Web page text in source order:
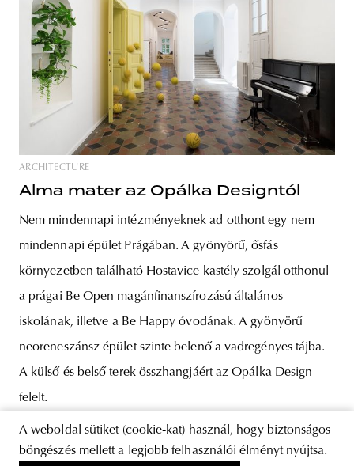
ARCHITECTURE
Alma mater az Opálka Designtól
Nem mindennapi intézményeknek ad otthont egy nem
mindennapi épület Prágában. A gyönyörű, ősfás
környezetben található Hostavice kastély szolgál otthonul
a prágai Be Open magánfinanszírozású általános
iskolának, illetve a Be Happy óvodának. A gyönyörű
neoreneszánsz épület szinte belenő a vadregényes tájba.
A külső és belső terek összhangjáért az Opálka Design
felelt.
A weboldal sütiket (cookie-kat) használ, hogy biztonságos
böngészés mellett a legjobb felhasználói élményt nyújtsa.